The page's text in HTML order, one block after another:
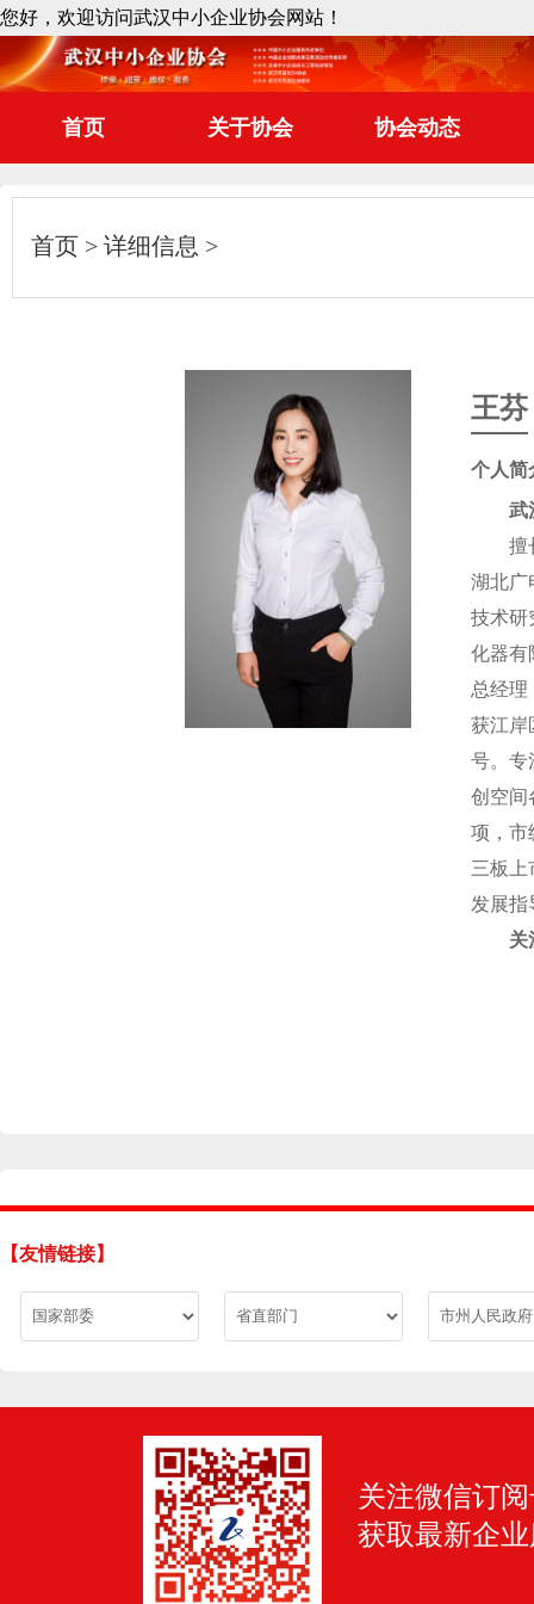
您好，欢迎访问武汉中小企业协会网站！
首页 关于协会 协会动态
首页 详细信息
王芬
个人简
武
擅
湖北广
技术研
化器有
总经理
获江岸
号。专
创空间
项，市
三板上
发展指
关
【友情链接】
关注微信订
获取最新企